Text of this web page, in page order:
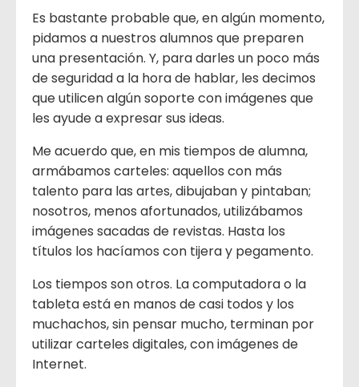
Es bastante probable que, en algún momento,
pidamos a nuestros alumnos que preparen
una presentación. Y, para darles un poco más
de seguridad a la hora de hablar, les decimos
que utilicen algún soporte con imágenes que
les ayude a expresar sus ideas.
Me acuerdo que, en mis tiempos de alumna,
armábamos carteles: aquellos con más
talento para las artes, dibujaban y pintaban;
nosotros, menos afortunados, utilizábamos
imágenes sacadas de revistas. Hasta los
títulos los hacíamos con tijera y pegamento.
Los tiempos son otros. La computadora o la
tableta está en manos de casi todos y los
muchachos, sin pensar mucho, terminan por
utilizar carteles digitales, con imágenes de
Internet.